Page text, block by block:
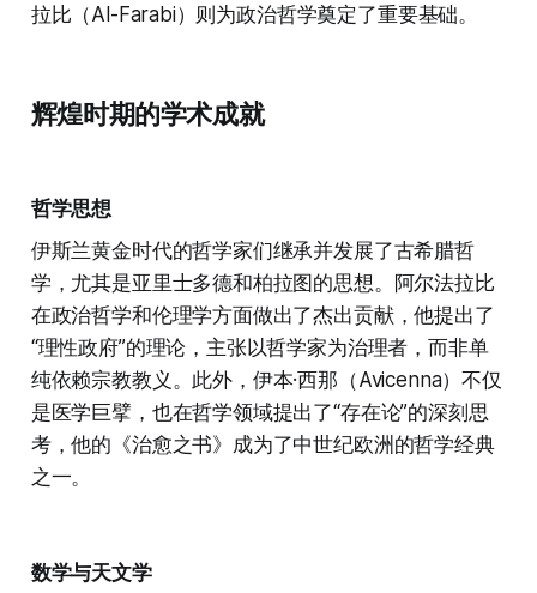
拉比（Al-Farabi）则为政治哲学奠定了重要基础。
辉煌时期的学术成就
哲学思想
伊斯兰黄金时代的哲学家们继承并发展了古希腊哲
学，尤其是亚里士多德和柏拉图的思想。阿尔法拉比
在政治哲学和伦理学方面做出了杰出贡献，他提出了
“理性政府”的理论，主张以哲学家为治理者，而非单
纯依赖宗教教义。此外，伊本·西那（Avicenna）不仅
是医学巨擘，也在哲学领域提出了“存在论”的深刻思
考，他的《治愈之书》成为了中世纪欧洲的哲学经典
之一。
数学与天文学